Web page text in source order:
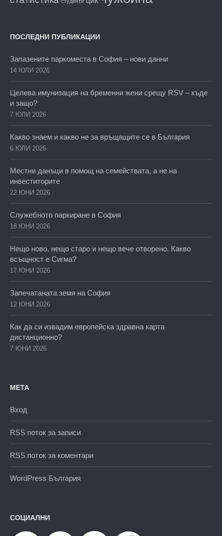
ПОСЛЕДНИ ПУБЛИКАЦИИ
Запазените паркоместа в София – нови данни
14 ЮЛИ 2026
Целева имунизация на бременни жени срещу RSV – къде
и защо?
7 ЮЛИ 2026
Какво знаем и какво не за връщащите се в България
6 ЮЛИ 2026
Местни данъци в помощ на семействата, а не на
инвеститорите
22 ЮНИ 2026
Служебното паркиране в София
18 ЮНИ 2026
Нещо ново, нещо старо и нещо вече отворено. Какво
всъщност е Сигма?
17 ЮНИ 2026
Запечатаната земя на София
12 ЮНИ 2026
Как да си извадим европейска здравна карта
дистанционно?
7 ЮНИ 2026
МЕТА
Вход
RSS поток за записи
RSS поток за коментари
WordPress България
СОЦИАЛНИ